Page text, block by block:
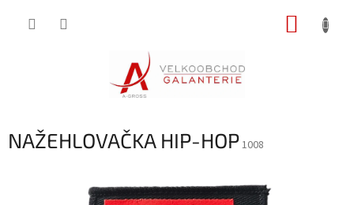
NAŽEHLOVAČKA HIP-HOP1008